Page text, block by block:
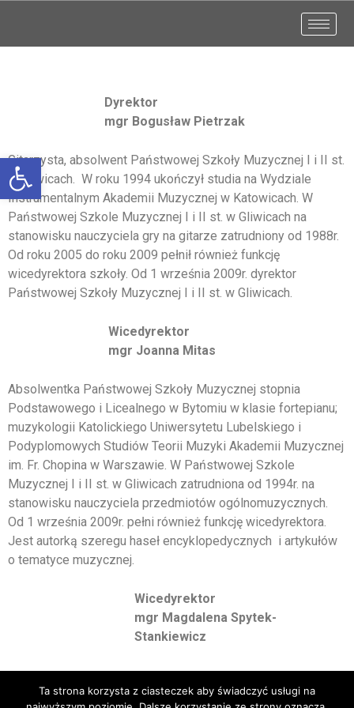
Otwórz pasek narzędzi
Dyrektor
mgr Bogusław Pietrzak
Gitarzysta, absolwent Państwowej Szkoły Muzycznej I i II st.
w Gliwicach. W roku 1994 ukończył studia na Wydziale
Instrumentalnym Akademii Muzycznej w Katowicach. W
Państwowej Szkole Muzycznej I i II st. w Gliwicach na
stanowisku nauczyciela gry na gitarze zatrudniony od 1988r.
Od roku 2005 do roku 2009 pełnił również funkcję
wicedyrektora szkoły. Od 1 września 2009r. dyrektor
Państwowej Szkoły Muzycznej I i II st. w Gliwicach.
Wicedyrektor
mgr Joanna Mitas
Absolwentka Państwowej Szkoły Muzycznej stopnia
Podstawowego i Licealnego w Bytomiu w klasie fortepianu;
muzykologii Katolickiego Uniwersytetu Lubelskiego i
Podyplomowych Studiów Teorii Muzyki Akademii Muzycznej
im. Fr. Chopina w Warszawie. W Państwowej Szkole
Muzycznej I i II st. w Gliwicach zatrudniona od 1994r. na
stanowisku nauczyciela przedmiotów ogólnomuzycznych.
Od 1 września 2009r. pełni również funkcję wicedyrektora.
Jest autorką szeregu haseł encyklopedycznych i artykułów
o tematyce muzycznej.
Wicedyrektor
mgr Magdalena Spytek-
Stankiewicz
Ta strona korzysta z ciasteczek aby świadczyć usługi na